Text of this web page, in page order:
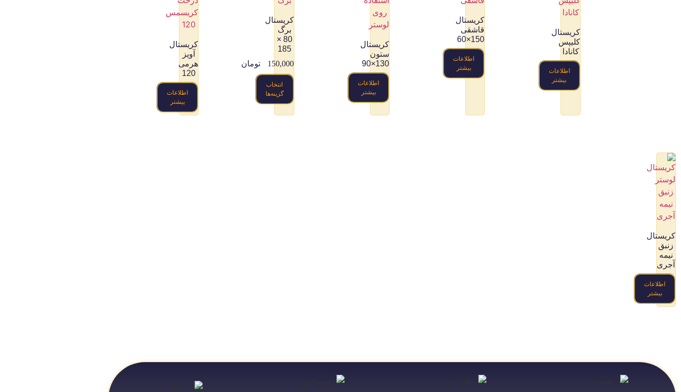
کریستال
کلیپس
کانادا
اطلاعات
بیشتر
کریستال
قاشقی
150×60
اطلاعات
بیشتر
کریستال
ستون
130×90
اطلاعات
بیشتر
کریستال
برگ
80 ×
185
150,000
تومان
انتخاب
گزینه‌ها
کریستال
آویز
هرمی
120
اطلاعات
بیشتر
کریستال
زنبق
نیمه
آجری
اطلاعات
بیشتر